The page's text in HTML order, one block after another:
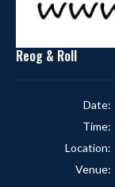
Reog & Roll
Date:
Time:
Location:
Venue: